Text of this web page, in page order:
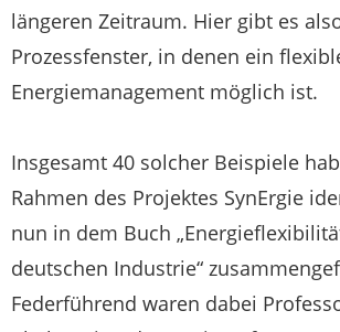
längeren Zeitraum. Hier gibt es
Prozessfenster, in denen ein
Energiemanagement möglich ist.
Insgesamt 40 solcher Beispiele
Rahmen des Projektes SynErgie
nun in dem Buch
deutschen Industrie“
Federführend waren dabei